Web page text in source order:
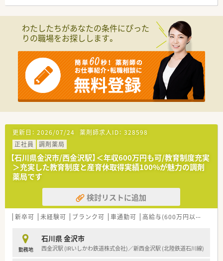
■新店舗の展開や在宅業務の増加に伴い、新たな仲間を募集して
います。
■最低限の協調性があり、普通に頑張って仕事に取り組める方を
■20代から40代までのバリバリ働きたいキャリア志向の方を歓
迎しています。
【勤務実態について】
■完全週休2日制で、年間休日は114日以上あり、プライベートも
充実できます。
■入社した初日から有給休暇が使用できるため、安心して働き始
■残業は15分単位でしっかりと支給されるため、働いた分だけ
きちんと評価されます。
わたしたちがあなたの条件にぴった
りの職場をお探しします。
更新日： 2026/07/24 薬剤師求人ID： 328598
正社員
調剤薬局
【石川県金沢市/西金沢駅】＜年収600万円も可/教育制度充実
＞充実した教育制度と産育休取得実績100%が魅力の調剤
薬局です
検討リストに追加
新卒可 未経験可 ブランク可 車通勤可 高給与(600万円以上)
勤務地
石川県 金沢市
西金沢駅 (IRいしかわ鉄道株式会社)／新西金沢駅 (北陸鉄道石川線)